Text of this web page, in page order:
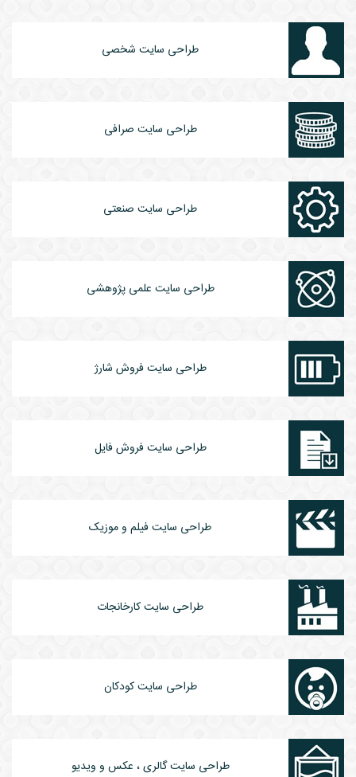
طراحی سایت شخصی
طراحی سایت صرافی
طراحی سایت صنعتی
طراحی سایت علمی پژوهشی
طراحی سایت فروش شارژ
طراحی سایت فروش فایل
طراحی سایت فیلم و موزیک
طراحی سایت کارخانجات
طراحی سایت کودکان
طراحی سایت گالری ، عکس و ویدیو